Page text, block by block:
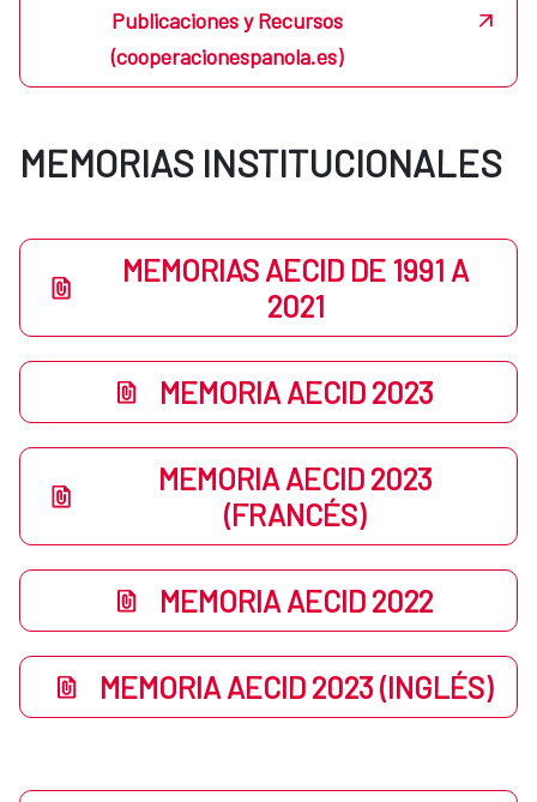
Publicaciones y Recursos
(cooperacionespanola.es)
MEMORIAS INSTITUCIONALES
MEMORIAS AECID DE 1991 A
2021
MEMORIA AECID 2023
MEMORIA AECID 2023
(FRANCÉS)
MEMORIA AECID 2022
MEMORIA AECID 2023 (INGLÉS)